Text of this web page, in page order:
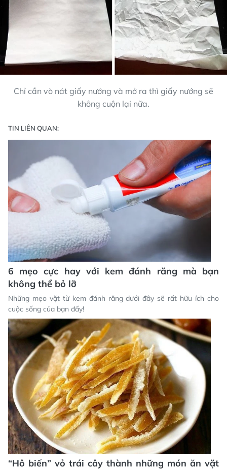
Chỉ cần vò nát giấy nướng và mở ra thì giấy nướng sẽ
không cuộn lại nữa.
TIN LIÊN QUAN:
6 mẹo cực hay với kem đánh răng mà bạn
không thể bỏ lỡ
Những mẹo vặt từ kem đánh răng dưới đây sẽ rất hữu ích cho
cuộc sống của bạn đấy!
“Hô biến” vỏ trái cây thành những món ăn vặt